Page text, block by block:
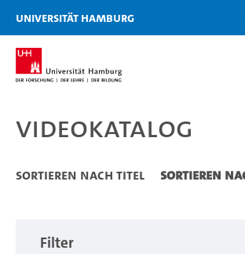
Zu den Filtern
Zur Metanavigation
Zur Hauptnavigation
Zur Suche
Zum Inhalt
Zum Seitenfuss
Universität Hamburg
Videokatalog
Videokatalog
Sortieren nach Titel Sortieren
Filter